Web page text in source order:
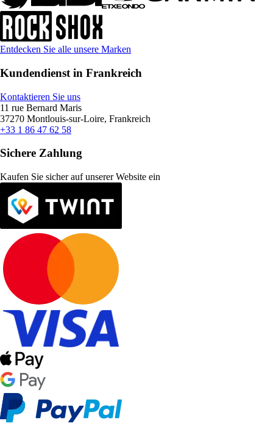
Entdecken Sie alle unsere Marken
Kundendienst in Frankreich
Kontaktieren Sie uns
11 rue Bernard Maris
37270 Montlouis-sur-Loire, Frankreich
+33 1 86 47 62 58
Sichere Zahlung
Kaufen Sie sicher auf unserer Website ein